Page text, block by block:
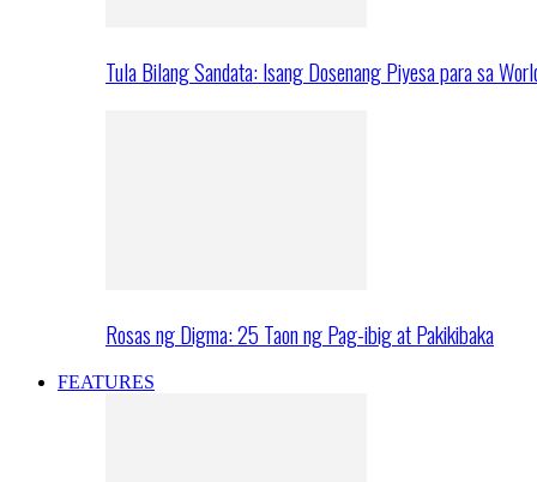
Tula Bilang Sandata: Isang Dosenang Piyesa para sa
Rosas ng Digma: 25 Taon ng Pag-ibig at Pakikibaka
FEATURES